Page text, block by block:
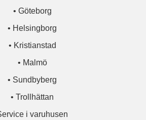
• Göteborg
• Helsingborg
• Kristianstad
• Malmö
• Sundbyberg
• Trollhättan
i varuhusen